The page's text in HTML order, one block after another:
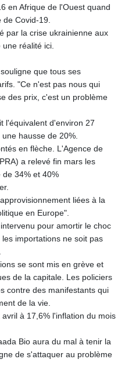
491.958449
0.356756
26081.121706
208.352023
18.827475
0.69691
20.084174
4962.784289
61.534725
2418.826093
4142.864879
46.275313
54.081038
2001.516308
73.622813
en Afrique de l'Ouest quand
de Covid-19.
par la crise ukrainienne aux
une réalité ici.
que tous ses
"Ce n'est pas nous qui
des prix, c'est un problème
l'équivalent d'environ 27
hausse de 20%.
en flèche. L'Agence de
a relevé fin mars les
34% et 40%
liées à la
en Europe".
pour amortir le choc
importations ne soit pas
se sont mis en grève et
de la capitale. Les policiers
contre des manifestants qui
de la vie.
à 17,6% l'inflation du mois
Bio aura du mal à tenir la
de s'attaquer au problème